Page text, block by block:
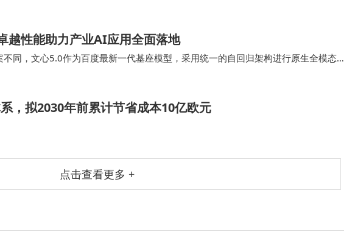
越性能助力产业AI应用全面落地
不同，文心5.0作为百度最新一代基座模型，采用统一的自回归架构进行原生全模态
在同一模型框架中进行联合训练，使得多模态特征在统一架…
，拟2030年前累计节省成本10亿欧元
点击查看更多 +